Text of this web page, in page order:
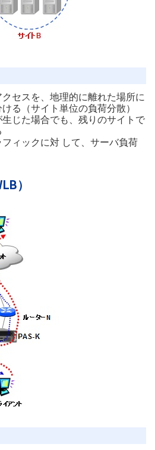
セスを、地理的に離れた場所に
る（サイト単位の負荷分散）
じた場合でも、残りのサイトで
ィックに対 して、サーバ負荷
）